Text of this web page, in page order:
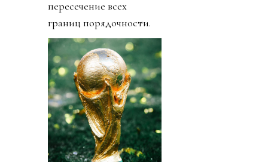
пересечение всех
границ порядочности.